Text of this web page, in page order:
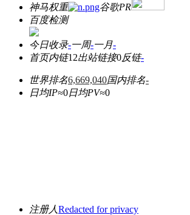
神马权重
谷歌PR
百度检测
今日收录-一周-一月-
首页内链12出站链接0反链-
世界排名6,669,040国内排名-
日均IP≈0日均PV≈0
注册人Redacted for privacy